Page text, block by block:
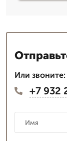
Или звоните:
+7 932